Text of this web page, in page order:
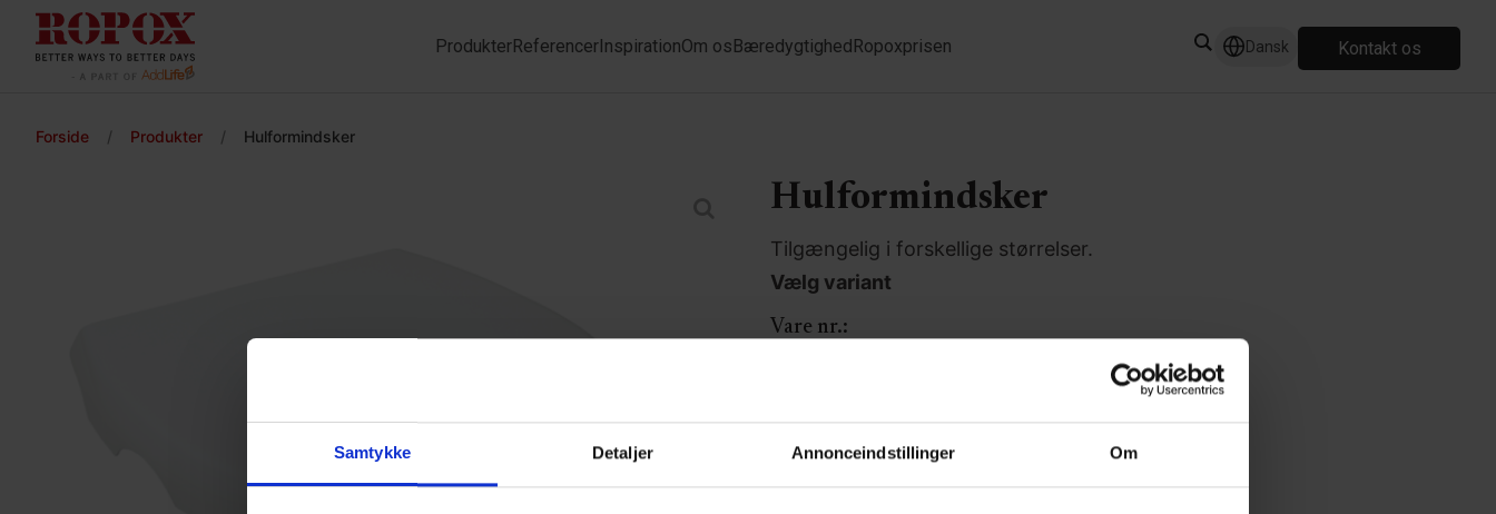
Samtykke Detaljer Annonceindstillinger Om
ProdukterReferencerInspirationOm osBæredygtighedRopoxprisen Dansk Kontakt os
Forside / Produkter / Hulformindsker
Hulformindsker
Tilgængelig i forskellige størrelser.
Vælg variant
Vare nr.:
Lille Mellem